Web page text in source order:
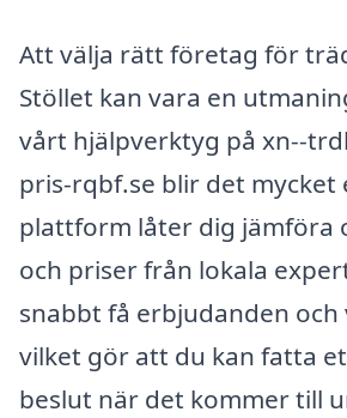
Att välja rätt företag för
Stöllet kan vara en
vårt hjälpverktyg på xn--
pris-rqbf.se blir det mycket
plattform låter dig jämföra
och priser från lokala
snabbt få erbjudanden och
vilket gör att du kan fatta
beslut när det kommer till